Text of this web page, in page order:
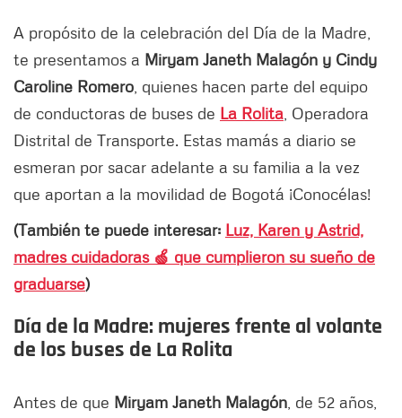
A propósito de la celebración del Día de la Madre,
te presentamos a Miryam Janeth Malagón y Cindy
Caroline Romero , quienes hacen parte del equipo
de conductoras de buses de La Rolita , Operadora
Distrital de Transporte. Estas mamás a diario se
esmeran por sacar adelante a su familia a la vez
que aportan a la movilidad de Bogotá ¡Conocélas!
(También te puede interesar: Luz, Karen y Astrid,
madres cuidadoras 🍏 que cumplieron su sueño de
graduarse)
Día de la Madre: mujeres frente al volante
de los buses de La Rolita
Antes de que Miryam Janeth Malagón , de 52 años,